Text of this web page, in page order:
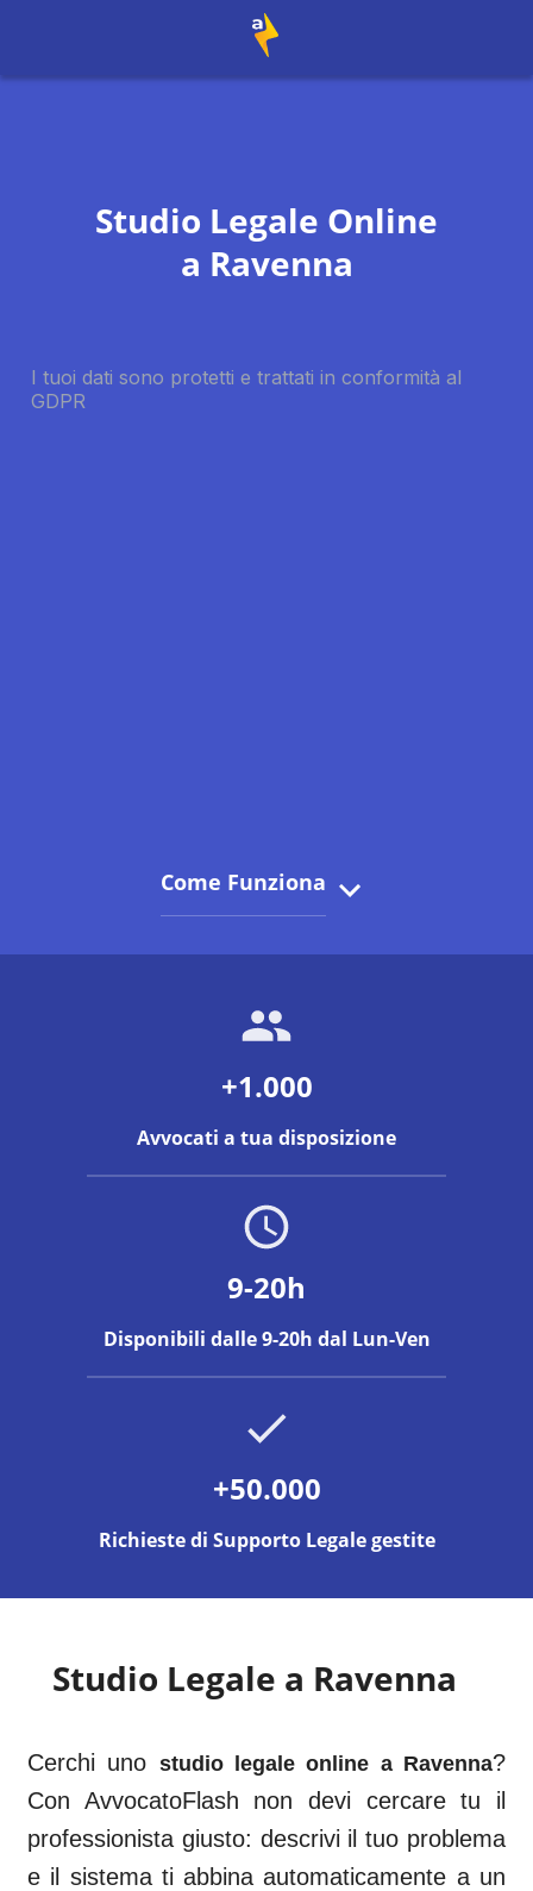
Studio Legale Online
a Ravenna
Come Funziona
+1.000
Avvocati a tua disposizione
9-20h
Disponibili dalle 9-20h dal Lun-Ven
+50.000
Richieste di Supporto Legale gestite
Studio Legale a Ravenna
Cerchi uno studio legale online a Ravenna?
Con AvvocatoFlash non devi cercare tu il
professionista giusto: descrivi il tuo problema
e il sistema ti abbina automaticamente a un